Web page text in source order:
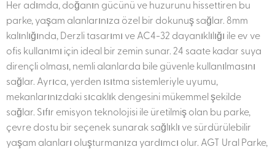
Her adımda, doğanın gücünü ve huzurunu hissettiren bu
parke, yaşam alanlarınıza özel bir dokunuş sağlar. 8mm
kalınlığında, Derzli tasarımı ve AC4-32 dayanıklılığı ile ev ve
ofis kullanımı için ideal bir zemin sunar. 24 saate kadar suya
dirençli olması, nemli alanlarda bile güvenle kullanılmasını
sağlar. Ayrıca, yerden ısıtma sistemleriyle uyumu,
mekanlarınızdaki sıcaklık dengesini mükemmel şekilde
sağlar. Sıfır emisyon teknolojisi ile üretilmiş olan bu parke,
çevre dostu bir seçenek sunarak sağlıklı ve sürdürülebilir
yaşam alanları oluşturmanıza yardımcı olur. AGT Ural Parke,